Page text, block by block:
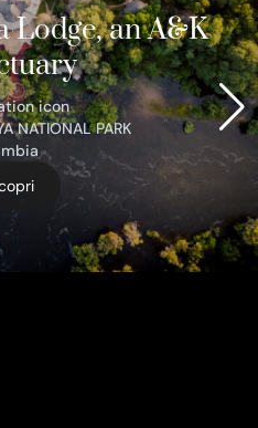
Lodge, an A&K
NATIONAL PARK